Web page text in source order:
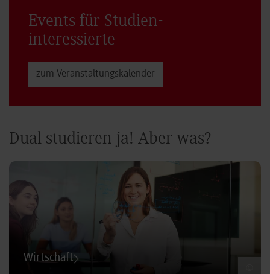
Events für Studien­
interessierte
zum Veranstaltungs­kalender
Dual studieren ja! Aber was?
Wirtschaft